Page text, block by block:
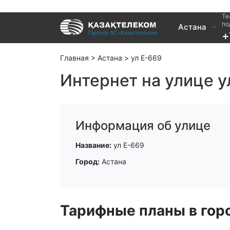
Астана
Услуги
Интернет и ТВ в частном доме
Интернет
Главная > Астана > ул Е-669
Интернет на улице
Информация об улице
Название: ул Е-669
Город: Астана
Тарифные планы в